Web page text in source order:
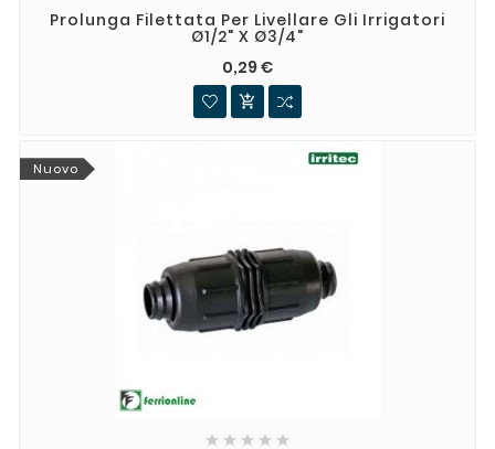
Prolunga Filettata Per Livellare Gli Irrigatori
Ø1/2" X Ø3/4"
0,29 €

Nuovo
    